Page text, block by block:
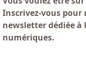
Inscrivez-vous pour
newsletter dédiée
numériques.